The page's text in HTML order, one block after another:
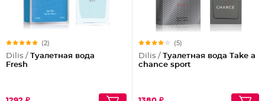
(2)
Dilis / Туалетная вода
Fresh
(5)
Dilis / Туалетная вода Take a
chance sport